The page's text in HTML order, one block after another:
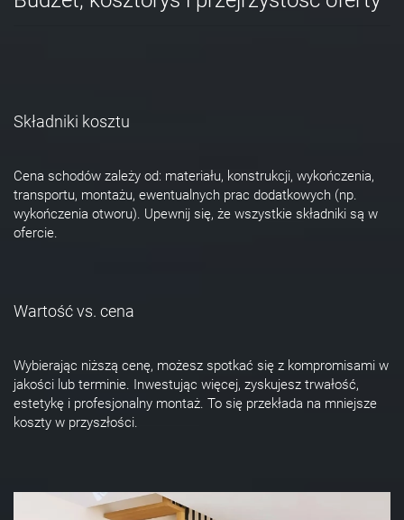
Składniki kosztu
Cena schodów zależy od: materiału, konstrukcji, wykończenia,
transportu, montażu, ewentualnych prac dodatkowych (np.
wykończenia otworu). Upewnij się, że wszystkie składniki są w
ofercie.
Wartość vs. cena
Wybierając niższą cenę, możesz spotkać się z kompromisami w
jakości lub terminie. Inwestując więcej, zyskujesz trwałość,
estetykę i profesjonalny montaż. To się przekłada na mniejsze
koszty w przyszłości.